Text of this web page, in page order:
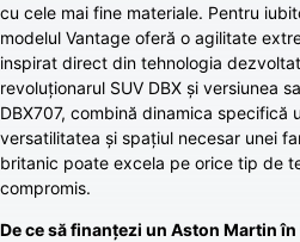
cu cele mai fine materiale. Pentru
modelul Vantage oferă o agilitate
inspirat direct din tehnologia
revoluționarul SUV DBX și versiunea
DBX707, combină dinamica specifică
versatilitatea și spațiul necesar unei
britanic poate excela pe orice tip de
compromis.
De ce să finanțezi un Aston Martin